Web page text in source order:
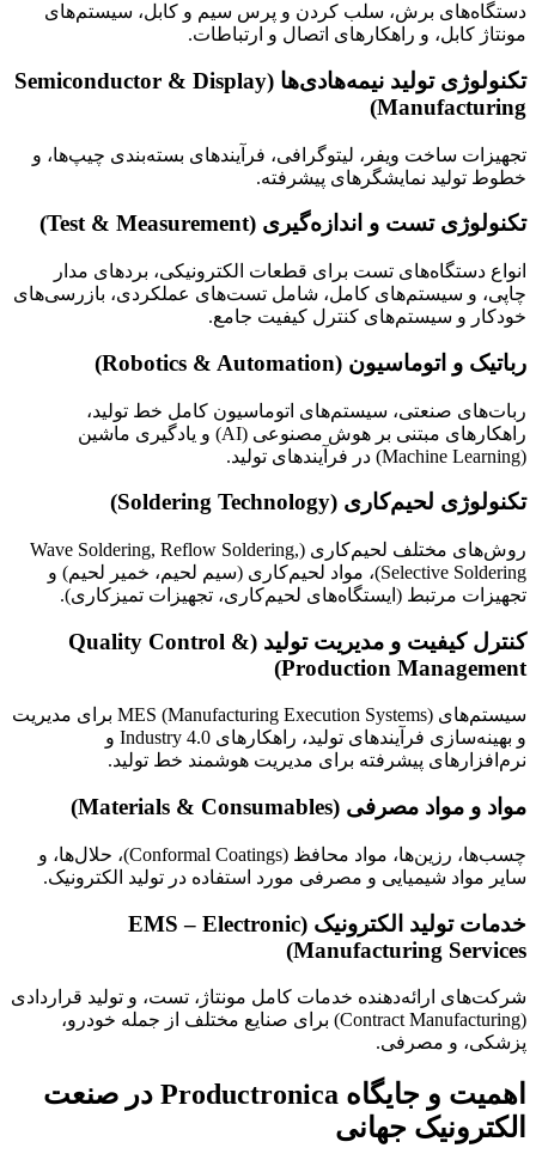
دستگاه‌های برش، سلب کردن و پرس سیم و کابل، سیستم‌های
مونتاژ کابل، و راهکارهای اتصال و ارتباطات.
تکنولوژی تولید نیمه‌هادی‌ها (Semiconductor & Display
Manufacturing)
تجهیزات ساخت ویفر، لیتوگرافی، فرآیندهای بسته‌بندی چیپ‌ها، و
خطوط تولید نمایشگرهای پیشرفته.
تکنولوژی تست و اندازه‌گیری (Test & Measurement)
انواع دستگاه‌های تست برای قطعات الکترونیکی، بردهای مدار
چاپی، و سیستم‌های کامل، شامل تست‌های عملکردی، بازرسی‌های
خودکار و سیستم‌های کنترل کیفیت جامع.
رباتیک و اتوماسیون (Robotics & Automation)
ربات‌های صنعتی، سیستم‌های اتوماسیون کامل خط تولید،
راهکارهای مبتنی بر هوش مصنوعی (AI) و یادگیری ماشین
(Machine Learning) در فرآیندهای تولید.
تکنولوژی لحیم‌کاری (Soldering Technology)
روش‌های مختلف لحیم‌کاری (Wave Soldering, Reflow Soldering,
Selective Soldering)، مواد لحیم‌کاری (سیم لحیم، خمیر لحیم) و
تجهیزات مرتبط (ایستگاه‌های لحیم‌کاری، تجهیزات تمیزکاری).
کنترل کیفیت و مدیریت تولید (Quality Control &
Production Management)
سیستم‌های MES (Manufacturing Execution Systems) برای مدیریت
و بهینه‌سازی فرآیندهای تولید، راهکارهای Industry 4.0 و
نرم‌افزارهای پیشرفته برای مدیریت هوشمند خط تولید.
مواد و مواد مصرفی (Materials & Consumables)
چسب‌ها، رزین‌ها، مواد محافظ (Conformal Coatings)، حلال‌ها، و
سایر مواد شیمیایی و مصرفی مورد استفاده در تولید الکترونیک.
خدمات تولید الکترونیک (EMS – Electronic
Manufacturing Services)
شرکت‌های ارائه‌دهنده خدمات کامل مونتاژ، تست، و تولید قراردادی
(Contract Manufacturing) برای صنایع مختلف از جمله خودرو،
پزشکی، و مصرفی.
اهمیت و جایگاه Productronica در صنعت
الکترونیک جهانی